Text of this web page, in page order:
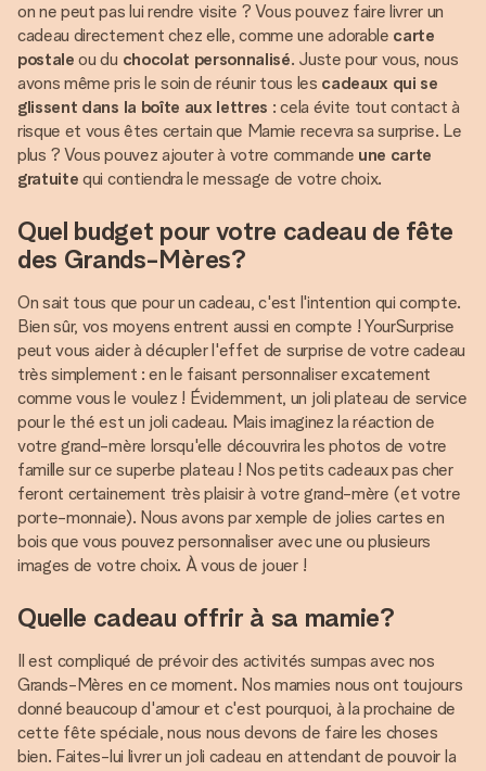
on ne peut pas lui rendre visite ? Vous pouvez faire livrer un
cadeau directement chez elle, comme une adorable carte
postale ou du chocolat personnalisé. Juste pour vous, nous
avons même pris le soin de réunir tous les cadeaux qui se
glissent dans la boîte aux lettres : cela évite tout contact à
risque et vous êtes certain que Mamie recevra sa surprise. Le
plus ? Vous pouvez ajouter à votre commande une carte
gratuite qui contiendra le message de votre choix.
Quel budget pour votre cadeau de fête
des Grands-Mères?
On sait tous que pour un cadeau, c'est l'intention qui compte.
Bien sûr, vos moyens entrent aussi en compte ! YourSurprise
peut vous aider à décupler l'effet de surprise de votre cadeau
très simplement : en le faisant personnaliser excatement
comme vous le voulez ! Évidemment, un joli plateau de service
pour le thé est un joli cadeau. Mais imaginez la réaction de
votre grand-mère lorsqu'elle découvrira les photos de votre
famille sur ce superbe plateau ! Nos petits cadeaux pas cher
feront certainement très plaisir à votre grand-mère (et votre
porte-monnaie). Nous avons par xemple de jolies cartes en
bois que vous pouvez personnaliser avec une ou plusieurs
images de votre choix. À vous de jouer !
Quelle cadeau offrir à sa mamie?
Il est compliqué de prévoir des activités sumpas avec nos
Grands-Mères en ce moment. Nos mamies nous ont toujours
donné beaucoup d'amour et c'est pourquoi, à la prochaine de
cette fête spéciale, nous nous devons de faire les choses
bien. Faites-lui livrer un joli cadeau en attendant de pouvoir la